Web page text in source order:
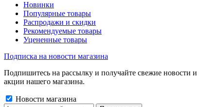
Новинки
Популярные товары
Распродажи и скидки
Рекомендуемые товары
Уцененные товары
Подписка на новости магазина
Подпишитесь на рассылку и получайте свежие новости и
акции нашего магазина.
Новости магазина